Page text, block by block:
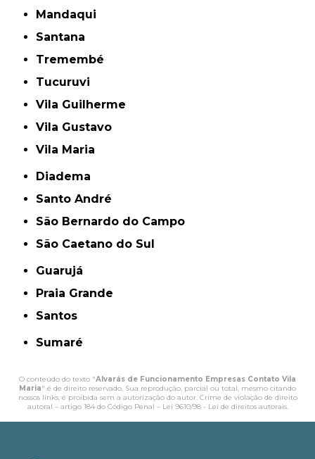
Mandaqui
Santana
Tremembé
Tucuruvi
Vila Guilherme
Vila Gustavo
Vila Maria
Diadema
Santo André
São Bernardo do Campo
São Caetano do Sul
Guarujá
Praia Grande
Santos
Sumaré
O conteúdo do texto "Alvarás de Funcionamento Empresas Contato Vila
Maria" é de direito reservado. Sua reprodução, parcial ou total, mesmo citando
nossos links, é proibida sem a autorização do autor. Crime de violação de direito
autoral – artigo 184 do Código Penal – Lei 9610/98 - Lei de direitos autorais.